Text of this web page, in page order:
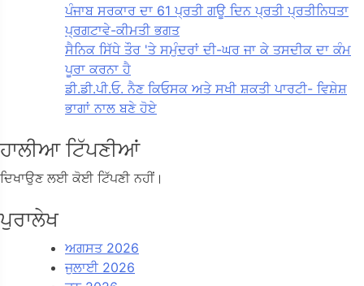
ਪੰਜਾਬ ਸਰਕਾਰ ਦਾ 61 ਪ੍ਰਤੀ ਗਊ ਦਿਨ ਪ੍ਰਤੀ ਪ੍ਰਤੀਨਿਧਤਾ
ਪ੍ਰਗਟਾਵੇ-ਕੀਮਤੀ ਭਗਤ
ਸੈਨਿਕ ਸਿੱਧੇ ਤੌਰ 'ਤੇ ਸਮੁੰਦਰਾਂ ਦੀ-ਘਰ ਜਾ ਕੇ ਤਸਦੀਕ ਦਾ ਕੰਮ
ਪੂਰਾ ਕਰਨਾ ਹੈ
ਡੀ.ਡੀ.ਪੀ.ਓ. ਨੈਣ ਕਿਓਸਕ ਅਤੇ ਸਖੀ ਸ਼ਕਤੀ ਪਾਰਟੀ- ਵਿਸ਼ੇਸ਼
ਭਾਗਾਂ ਨਾਲ ਬਣੇ ਹੋਏ
ਹਾਲੀਆ ਟਿੱਪਣੀਆਂ
ਦਿਖਾਉਣ ਲਈ ਕੋਈ ਟਿੱਪਣੀ ਨਹੀਂ।
ਪੁਰਾਲੇਖ
ਅਗਸਤ 2026
ਜੁਲਾਈ 2026